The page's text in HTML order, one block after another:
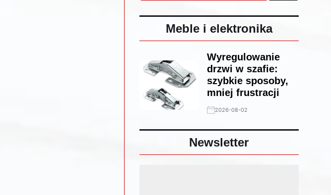
Meble i elektronika
Wyregulowanie
drzwi w szafie:
szybkie sposoby,
mniej frustracji
2026-08-02
Newsletter